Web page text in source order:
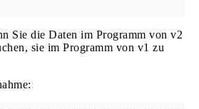
Sie die Daten im Programm von v2
sie im Programm von v1 zu